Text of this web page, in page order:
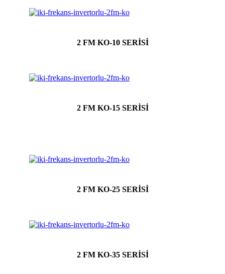
2 FM KO-10 SERİSİ
2 FM KO-15 SERİSİ
2 FM KO-25 SERİSİ
2 FM KO-35 SERİSİ